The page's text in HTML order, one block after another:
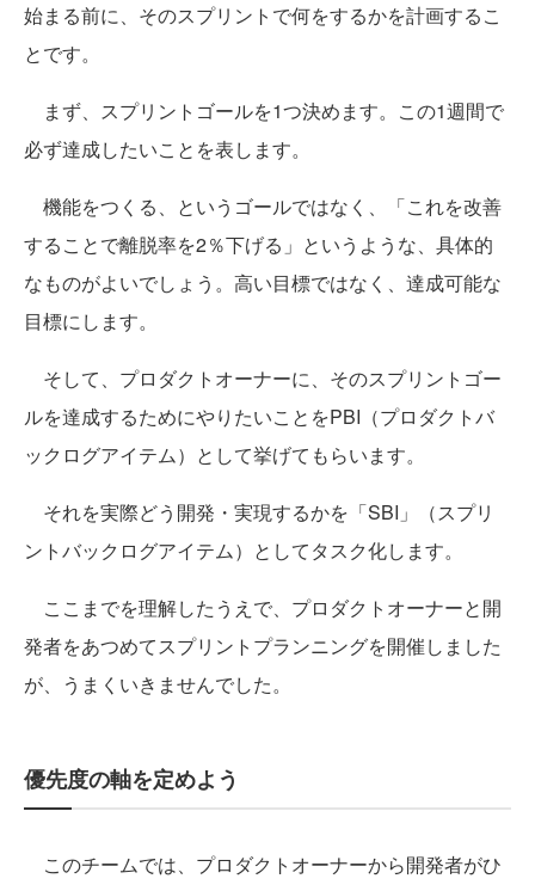
始まる前に、そのスプリントで何をするかを計画するこ
とです。
まず、スプリントゴールを1つ決めます。この1週間で
必ず達成したいことを表します。
機能をつくる、というゴールではなく、「これを改善
することで離脱率を2％下げる」というような、具体的
なものがよいでしょう。高い目標ではなく、達成可能な
目標にします。
そして、プロダクトオーナーに、そのスプリントゴー
ルを達成するためにやりたいことをPBI（プロダクトバ
ックログアイテム）として挙げてもらいます。
それを実際どう開発・実現するかを「SBI」（スプリ
ントバックログアイテム）としてタスク化します。
ここまでを理解したうえで、プロダクトオーナーと開
発者をあつめてスプリントプランニングを開催しました
が、うまくいきませんでした。
優先度の軸を定めよう
このチームでは、プロダクトオーナーから開発者がひ